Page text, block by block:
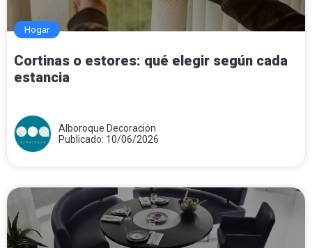
Hogar
Cortinas o estores: qué elegir según cada
estancia
Alboroque Decoración
Publicado: 10/06/2026